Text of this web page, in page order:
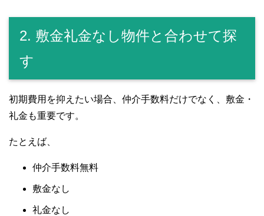
2. 敷金礼金なし物件と合わせて探
す
初期費用を抑えたい場合、仲介手数料だけでなく、敷金・
礼金も重要です。
たとえば、
仲介手数料無料
敷金なし
礼金なし